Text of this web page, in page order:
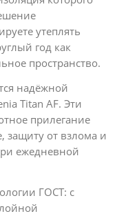
утеплять
год как
пространство.
надёжной
Titan AF. Эти
прилегание
защиту от взлома и
ежедневной
ГОСТ: с